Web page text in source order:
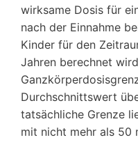
wirksame Dosis für
nach der Einnahme
Kinder für den
Jahren berechnet
Durchschnittswert
tatsächliche Grenze
mit nicht mehr als 50